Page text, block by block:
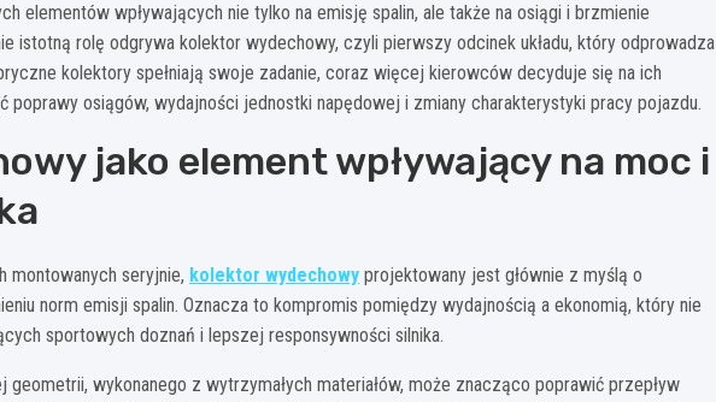
elementów wpływających nie tylko na emisję spalin, ale także na osiągi i brzmienie
istotną rolę odgrywa kolektor wydechowy, czyli pierwszy odcinek układu, który odprowadza
kolektory spełniają swoje zadanie, coraz więcej kierowców decyduje się na ich
poprawy osiągów, wydajności jednostki napędowej i zmiany charakterystyki pracy pojazdu.
jako element wpływający na moc i
montowanych seryjnie, kolektor wydechowy projektowany jest głównie z myślą o
norm emisji spalin. Oznacza to kompromis pomiędzy wydajnością a ekonomią, który nie
sportowych doznań i lepszej responsywności silnika.
wykonanego z wytrzymałych materiałów, może znacząco poprawić przepływ